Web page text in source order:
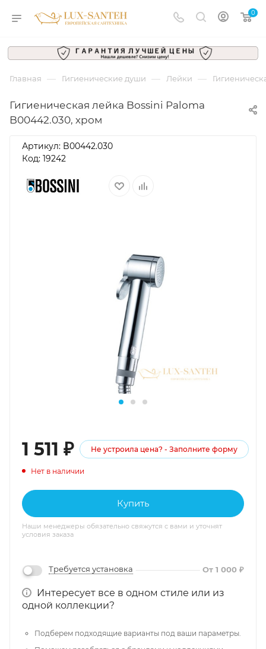
0
Главная — Гигиенические души — Лейки —
Гигиеническая лейка Bossini Paloma
B00442.030, хром
Артикул: B00442.030
Код: 19242
1 511 ₽ Не устроила цена? - Заполните форму
Нет в наличии
Купить
Наши менеджеры обязательно свяжутся с вами и уточнят
условия заказа
Требуется установка От 1 000 ₽
Интересует все в одном стиле или из
одной коллекции?
Подберем подходящие варианты под ваши параметры.